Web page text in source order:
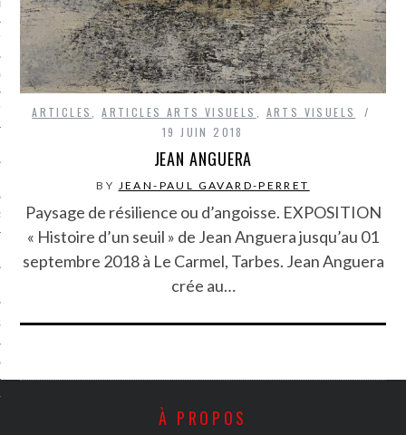
BONHEUR
GUERRE
ARTICLES ,ARTICLES ARTS VISUELS
ARTS VISUELS
19 JUIN 2018
JEAN ANGUERA
BY JEAN-PAUL GAVARD-PERRET
Paysage de résilience ou d’angoisse. EXPOSITION
« Histoire d’un seuil » de Jean Anguera jusqu’au 01
septembre 2018 à Le Carmel, Tarbes. Jean Anguera
crée au…
À PROPOS